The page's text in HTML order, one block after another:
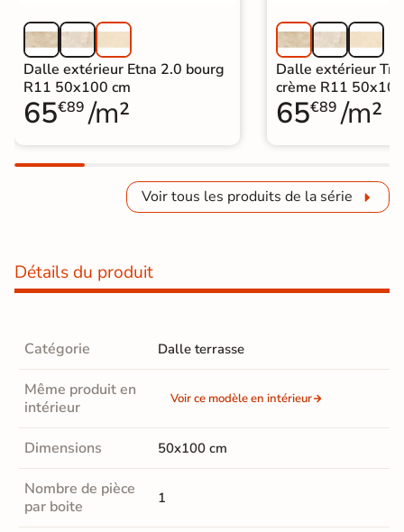
Dalle extérieur Etna 2.0 bourg
R11 50x100 cm
65€89 /m²
Dalle extérieur
crème R11
65€89 /m²
Voir tous les produits de la série
Détails du produit
Catégorie Dalle terrasse
Même produit en
intérieur
Voir ce modèle en intérieur
Dimensions 50x100 cm
Nombre de pièce
par boite
1